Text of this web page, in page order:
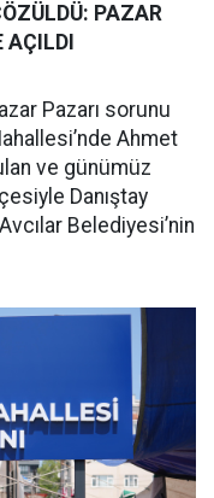
PAZAR
AÇILDI
Pazarı sorunu
Ahmet
ve günümüz
Danıştay
Belediyesi’nin